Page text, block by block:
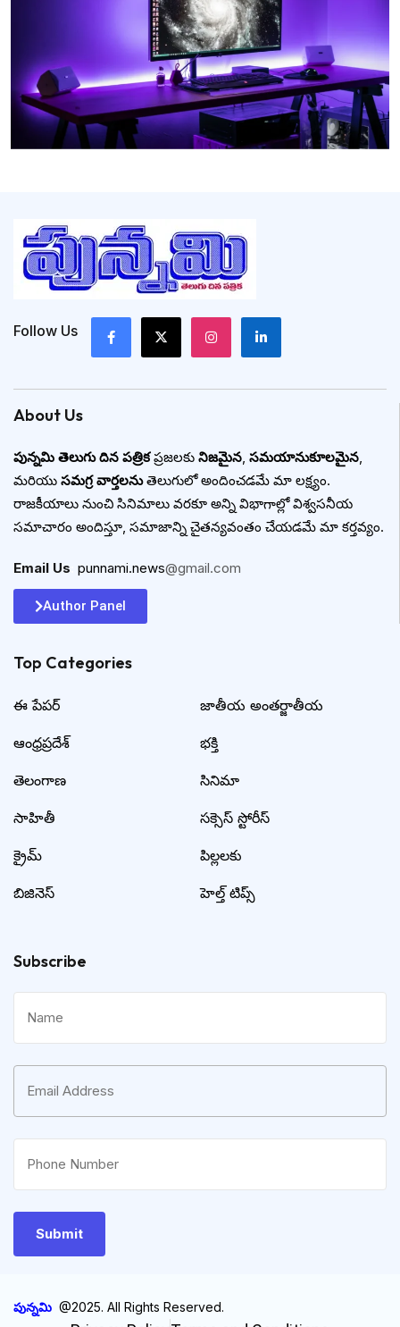
Follow Us
About Us
పున్నమి తెలుగు దిన పత్రికప్రజలకు నిజమైన, సమయానుకూలమైన,
మరియు సమగ్ర వార్తలనుతెలుగులో అందించడమే మా లక్ష్యం.
రాజకీయాలు నుంచి సినిమాలు వరకూ అన్ని విభాగాల్లో విశ్వసనీయ
సమాచారం అందిస్తూ, సమాజాన్ని చైతన్యవంతం చేయడమే మా కర్తవ్యం.
Email Us punnami.news@gmail.com
Author Panel
Top Categories​
ఈ పేపర్
ఆంధ్రప్రదేశ్
తెలంగాణ
సాహితీ
క్రైమ్
బిజినెస్
జాతీయ అంతర్జాతీయ
భక్తి
సినిమా
సక్సెస్ స్టోరీస్
పిల్లలకు
హెల్త్ టిప్స్
Subscribe
పున్నమి @2025. All Rights Reserved.